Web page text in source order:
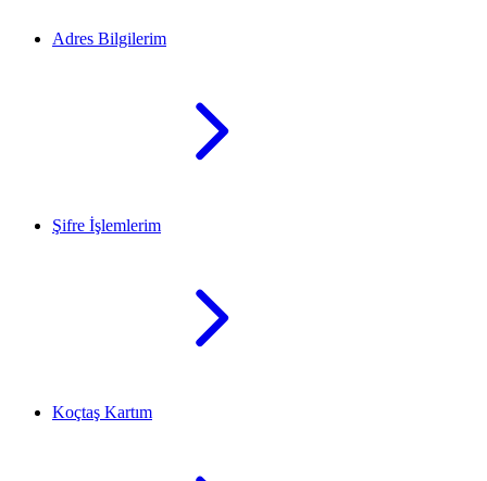
Adres Bilgilerim
Şifre İşlemlerim
Koçtaş Kartım